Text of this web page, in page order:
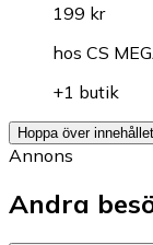
199 kr
hos CS
+1 butik
Hoppa över innehållet
Annons
Andra